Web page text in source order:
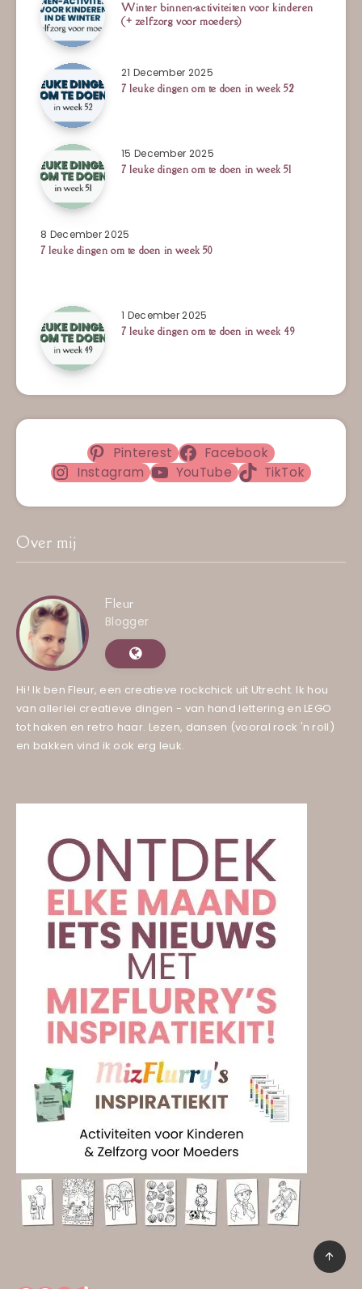
Winter binnen-activiteiten voor kinderen
(+ zelfzorg voor moeders)
21 December 2025
7 leuke dingen om te doen in week 52
15 December 2025
7 leuke dingen om te doen in week 51
8 December 2025
7 leuke dingen om te doen in week 50
1 December 2025
7 leuke dingen om te doen in week 49
Pinterest
Facebook
Instagram
YouTube TikTok
Over mij
Fleur
Blogger
Hi! Ik ben Fleur, een creatieve rockchick uit Utrecht. Ik hou
van allerlei creatieve dingen - van hand lettering en LEGO
tot haken en retro haar. Lezen, dansen (vooral rock 'n roll)
en bakken vind ik ook erg leuk.